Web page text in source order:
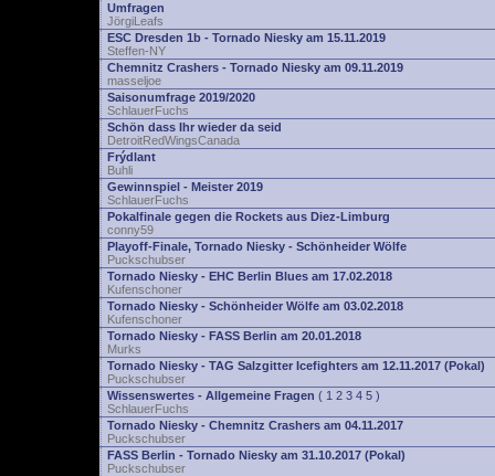
Umfragen
JörgiLeafs
ESC Dresden 1b - Tornado Niesky am 15.11.2019
Steffen-NY
Chemnitz Crashers - Tornado Niesky am 09.11.2019
masseljoe
Saisonumfrage 2019/2020
SchlauerFuchs
Schön dass Ihr wieder da seid
DetroitRedWingsCanada
Frýdlant
Buhli
Gewinnspiel - Meister 2019
SchlauerFuchs
Pokalfinale gegen die Rockets aus Diez-Limburg
conny59
Playoff-Finale, Tornado Niesky - Schönheider Wölfe
Puckschubser
Tornado Niesky - EHC Berlin Blues am 17.02.2018
Kufenschoner
Tornado Niesky - Schönheider Wölfe am 03.02.2018
Kufenschoner
Tornado Niesky - FASS Berlin am 20.01.2018
Murks
Tornado Niesky - TAG Salzgitter Icefighters am 12.11.2017 (Pokal)
Puckschubser
Wissenswertes - Allgemeine Fragen ( 1 2 3 4 5 )
SchlauerFuchs
Tornado Niesky - Chemnitz Crashers am 04.11.2017
Puckschubser
FASS Berlin - Tornado Niesky am 31.10.2017 (Pokal)
Puckschubser